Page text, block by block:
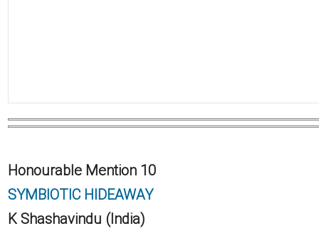
Honourable Mention 10
SYMBIOTIC HIDEAWAY
K Shashavindu (India)